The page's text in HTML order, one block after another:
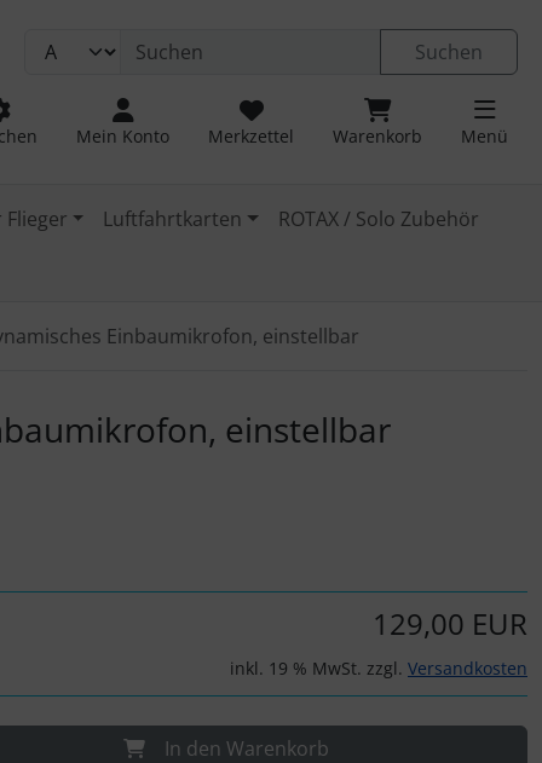
Suchen
Mein Konto Merkzettel Warenkorb Menü
Luftfahrtkarten ROTAX / Solo Zubehör
Einbaumikrofon, einstellbar
einstellbar
129,00 EUR
inkl. 19 % MwSt. zzgl. Versandkosten
In den Warenkorb